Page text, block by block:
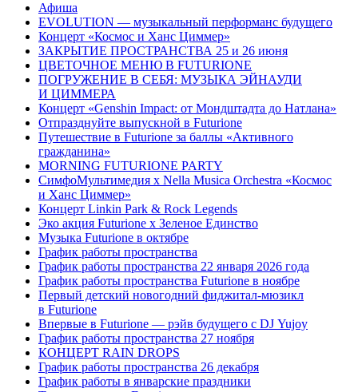
Афишa
EVOLUTION — музыкальный перформанс будущего
Концерт «Космос и Ханс Циммер»
ЗАКРЫТИЕ ПРОСТРАНСТВА 25 и 26 июня
ЦВЕТОЧНОЕ МЕНЮ В FUTURIONE
ПОГРУЖЕНИЕ В СЕБЯ: МУЗЫКА ЭЙНАУДИ
И ЦИММЕРА
Концерт «Genshin Impact: от Мондштадта до Натлана»
Отпразднуйте выпускной в Futurione
Путешествие в Futurione за баллы «Активного
гражданина»
MORNING FUTURIONE PARTY
СимфоМультимедия x Nella Musica Orchestra «Космос
и Ханс Циммер»
Концерт Linkin Park & Rock Legends
Эко акция Futurione х Зеленое Единство
Музыка Futurione в октябре
График работы пространства
График работы пространства 22 января 2026 года
График работы пространства Futurione в ноябре
Первый детский новогодний фиджитал-мюзикл
в Futurione
Впервые в Futurione — рэйв будущего с DJ Yujoy
График работы пространства 27 ноября
КОНЦЕРТ RAIN DROPS
График работы пространства 26 декабря
График работы в январские праздники